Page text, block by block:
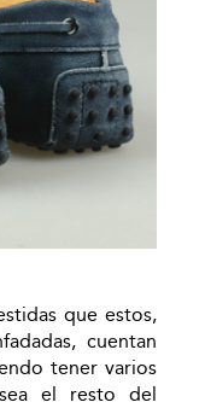
que estos,
cuentan
tener varios
el resto del